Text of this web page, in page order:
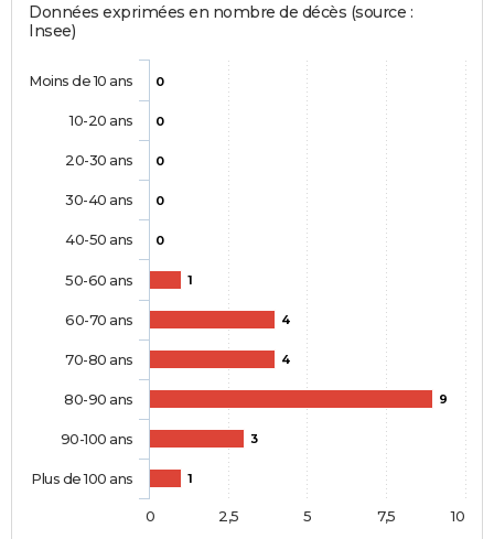
Données exprimées en nombre de décès (source :
Insee)
0
0
0
0
0
1
4
4
9
3
1
Moins de 10 ans
10-20 ans
20-30 ans
30-40 ans
40-50 ans
50-60 ans
60-70 ans
70-80 ans
80-90 ans
90-100 ans
Plus de 100 ans
0 10
2,5 5 7,5